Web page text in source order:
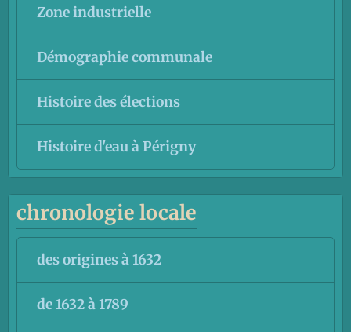
Zone industrielle
Démographie communale
Histoire des élections
Histoire d'eau à Périgny
chronologie locale
des origines à 1632
de 1632 à 1789